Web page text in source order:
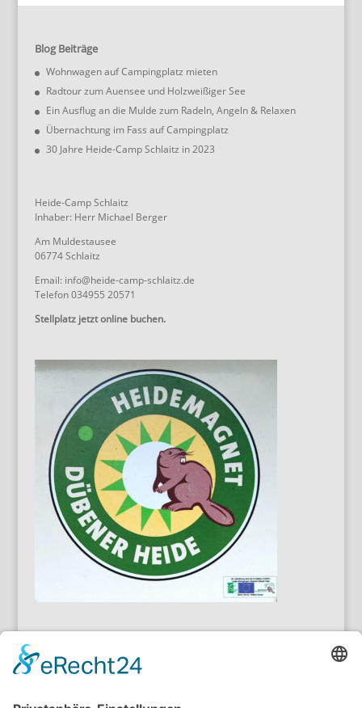
Blog Beiträge
Wohnwagen auf Campingplatz mieten
Radtour zum Auensee und Holzweißiger See
Ein Ausflug an die Mulde zum Radeln, Angeln & Relaxen
Übernachtung im Fass auf Campingplatz
30 Jahre Heide-Camp Schlaitz in 2023
Heide-Camp Schlaitz
Inhaber: Herr Michael Berger
Am Muldestausee
06774 Schlaitz
Email: info@heide-camp-schlaitz.de
Telefon 034955 20571
Stellplatz jetzt online buchen.